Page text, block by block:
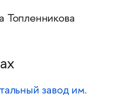
Топленникова
завод им.